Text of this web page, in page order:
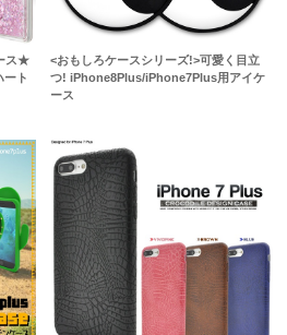
ス★
ト
<おもしろケースシリーズ!>可愛く目立
つ! iPhone8Plus/iPhone7Plus用アイケ
ース